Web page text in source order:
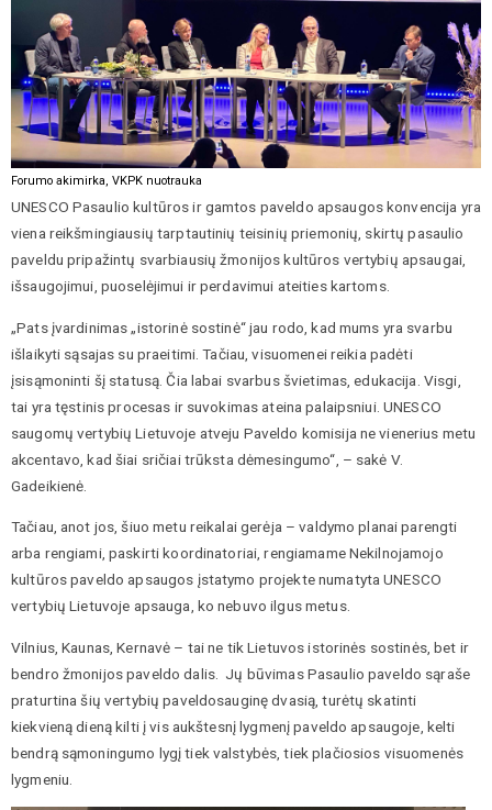
Forumo akimirka, VKPK nuotrauka
UNESCO Pasaulio kultūros ir gamtos paveldo apsaugos konvencija yra
viena reikšmingiausių tarptautinių teisinių priemonių, skirtų pasaulio
paveldu pripažintų svarbiausių žmonijos kultūros vertybių apsaugai,
išsaugojimui, puoselėjimui ir perdavimui ateities kartoms.
„Pats įvardinimas „istorinė sostinė“ jau rodo, kad mums yra svarbu
išlaikyti sąsajas su praeitimi. Tačiau, visuomenei reikia padėti
įsisąmoninti šį statusą. Čia labai svarbus švietimas, edukacija. Visgi,
tai yra tęstinis procesas ir suvokimas ateina palaipsniui. UNESCO
saugomų vertybių Lietuvoje atveju Paveldo komisija ne vienerius metu
akcentavo, kad šiai sričiai trūksta dėmesingumo“, – sakė V.
Gadeikienė.
Tačiau, anot jos, šiuo metu reikalai gerėja – valdymo planai parengti
arba rengiami, paskirti koordinatoriai, rengiamame Nekilnojamojo
kultūros paveldo apsaugos įstatymo projekte numatyta UNESCO
vertybių Lietuvoje apsauga, ko nebuvo ilgus metus.
Vilnius, Kaunas, Kernavė – tai ne tik Lietuvos istorinės sostinės, bet ir
bendro žmonijos paveldo dalis. Jų būvimas Pasaulio paveldo sąraše
praturtina šių vertybių paveldosauginę dvasią, turėtų skatinti
kiekvieną dieną kilti į vis aukštesnį lygmenį paveldo apsaugoje, kelti
bendrą sąmoningumo lygį tiek valstybės, tiek plačiosios visuomenės
lygmeniu.